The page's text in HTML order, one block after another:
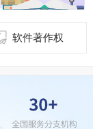
软件著作权